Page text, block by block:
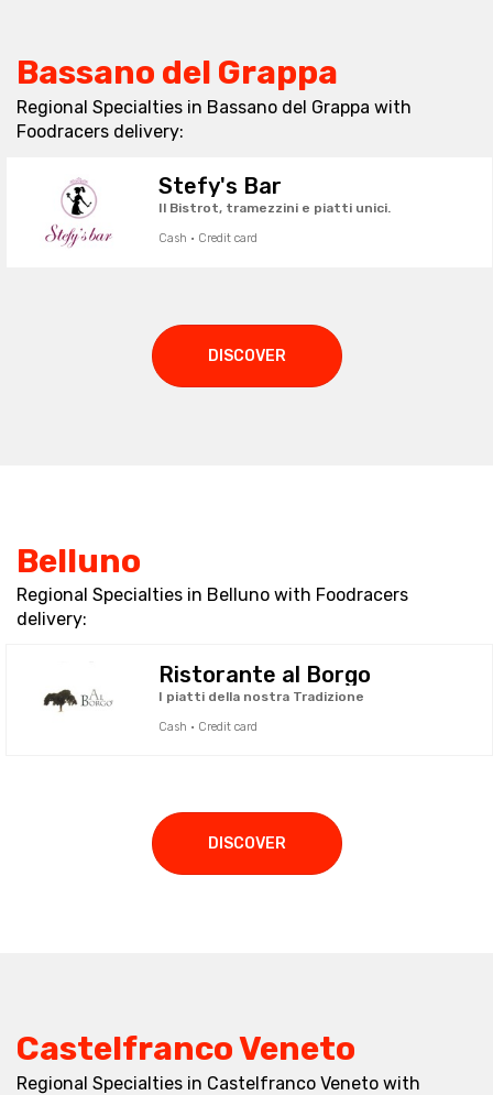
Bassano del Grappa
Regional Specialties in Bassano del Grappa with
Foodracers delivery:
Stefy's Bar
Il Bistrot, tramezzini e piatti unici.
Cash · Credit card
DISCOVER
Belluno
Regional Specialties in Belluno with Foodracers
delivery:
Ristorante al Borgo
I piatti della nostra Tradizione
Cash · Credit card
DISCOVER
Castelfranco Veneto
Regional Specialties in Castelfranco Veneto with